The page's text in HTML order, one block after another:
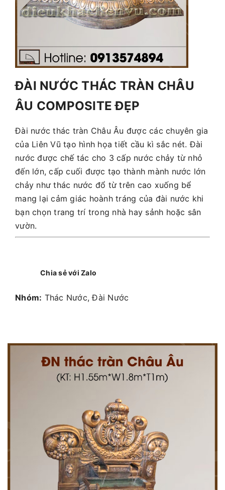
ĐÀI NƯỚC THÁC TRÀN CHÂU
ÂU COMPOSITE ĐẸP
Đài nước thác tràn Châu Âu được các chuyên gia
của Liên Vũ tạo hình họa tiết cầu kì sắc nét. Đài
nước được chế tác cho 3 cấp nước chảy từ nhỏ
đến lớn, cấp cuối được tạo thành mành nước lớn
chảy như thác nước đổ từ trên cao xuống bể
mang lại cảm giác hoành tráng của đài nước khi
bạn chọn trang trí trong nhà hay sảnh hoặc sân
vườn.
Chia sẻ với Zalo
Nhóm: Thác Nước, Đài Nước